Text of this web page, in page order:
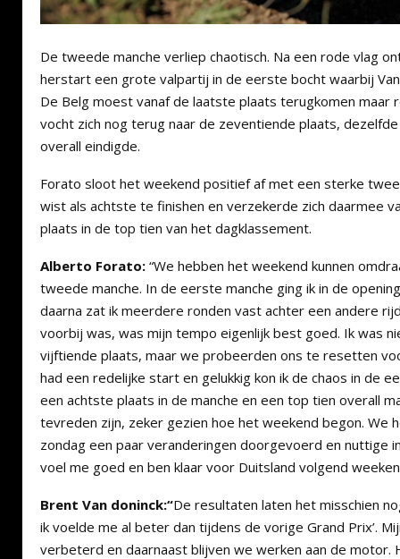
De tweede manche verliep chaotisch. Na een rode vlag
herstart een grote valpartij in de eerste bocht waarbij
De Belg moest vanaf de laatste plaats terugkomen maar
vocht zich nog terug naar de zeventiende plaats,
overall eindigde.
Forato sloot het weekend positief af met een sterke
wist als achtste te finishen en verzekerde zich daarmee
plaats in de top tien van het dagklassement.
Alberto Forato: “We hebben het weekend kunnen
tweede manche. In de eerste manche ging ik in de
daarna zat ik meerdere ronden vast achter een andere
voorbij was, was mijn tempo eigenlijk best goed. Ik was
vijftiende plaats, maar we probeerden ons te resetten
had een redelijke start en gelukkig kon ik de chaos in de
een achtste plaats in de manche en een top tien overall
tevreden zijn, zeker gezien hoe het weekend begon. We
zondag een paar veranderingen doorgevoerd en nuttige
voel me goed en ben klaar voor Duitsland volgend
Brent Van doninck:“De resultaten laten het misschien
ik voelde me al beter dan tijdens de vorige Grand Prix’.
verbeterd en daarnaast blijven we werken aan de motor.